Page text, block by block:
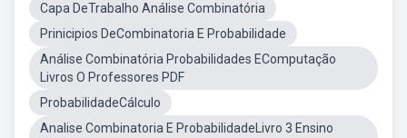
Capa DeTrabalho Análise Combinatória
Prinicipios DeCombinatoria E Probabilidade
Análise Combinatória Probabilidades EComputação
Livros O Professores PDF
ProbabilidadeCálculo
Analise Combinatoria E ProbabilidadeLivro 3 Ensino